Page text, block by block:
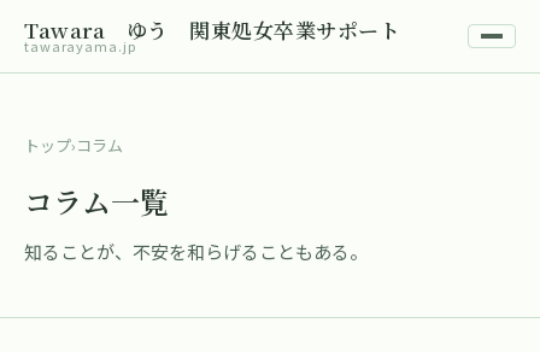
Tawara ゆう 関東処女卒業サポート
tawarayama.jp
トップ›コラム
コラム一覧
知ることが、不安を和らげることもある。